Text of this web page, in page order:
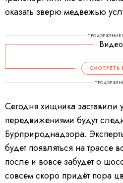
оказать зверю медвежью
ПРОДОЛЖЕНИЕ
Видео
СМОТРЕТЬ
Сегодня хищника заставили
передвижениями будут
Бурприроднадзора.
будет появляться на трассе
после и вовсе забудет о
совсем скоро придёт пора